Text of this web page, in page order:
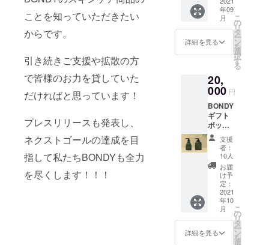
ことを知っていただきたい
からです。
引き続きご支援や拡散の方
で皆様のお力を貸していた
だければと思っています！
プレスリリースも発表し、
ネクストゴールの達成を目
指して私たちBONDYも全力
を尽くします！！！
良俗に
反する
お名前
をお断
りする
す、ご
注意く
ださ
い。
反する
お名前
は掲載
をお断
りする
注意く
ださ
にご希
望のお
名前を
ご記入
くださ
は
CAMPF
IREにて
使用さ
れてい
るハン
ドル
ネーム
を使用
させて
頂きま
すので
ご了承
くださ
い。ま
た、特
定の人
い！ プ
ロダク
トはも
う購入
したか
ら応援
たい！
そのよ
うなお
声もた
くさん
いただ
いたた
め こち
らのリ
ターン
を追加
いたし
まし
た！ 住
所など
も記入
不要、
年09
月
詳細を見る
こ
の
リ
タ
ー
ン
を
選
択
す
る
20,
000 円
BONDY
ギフト
ボック
ス ＋
BONDY
泡オー
ルイン
ワン
ソープ
BONDY
ボディ
クリー
ム ＋
BONDY
支援
者：
10人
お届
け予
定：
2021
年10
月
詳細を見る
こ
の
リ
タ
ー
ン
を
選